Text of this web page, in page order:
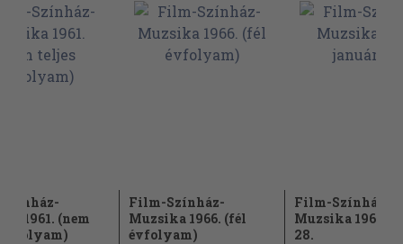
1961. (nem
Film-Színház-
Muzsika 1966. (fél
évfolyam)
Film-Színház-
Muzsika 1966.
28.